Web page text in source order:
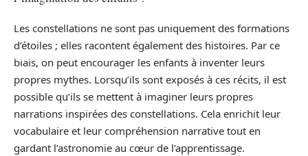
Les constellations ne sont pas uniquement des formations
d’étoiles ; elles racontent également des histoires. Par ce
biais, on peut encourager les enfants à inventer leurs
propres mythes. Lorsqu’ils sont exposés à ces récits, il est
possible qu’ils se mettent à imaginer leurs propres
narrations inspirées des constellations. Cela enrichit leur
vocabulaire et leur compréhension narrative tout en
gardant l’astronomie au cœur de l’apprentissage.